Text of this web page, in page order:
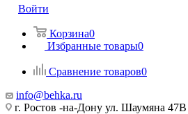
Войти
Корзина0
Избранные товары0
Сравнение товаров0
info@behka.ru
г. Ростов -на-Дону ул. Шаумяна 47В